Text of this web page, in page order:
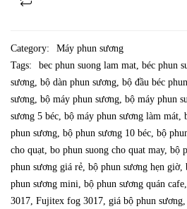
Category:
Máy phun sương
Tags:
bec phun suong lam mat, béc phun
sương, bộ dàn phun sương, bộ đầu béc
sương, bộ máy phun sương, bộ máy phun
sương 5 béc, bộ máy phun sương làm mát,
phun sương, bộ phun sương 10 béc, bộ
cho quạt, bo phun suong cho quat may, bộ
phun sương giá rẻ, bộ phun sương hẹn giờ,
phun sương mini, bộ phun sương quán cafe,
3017, Fujitex fog 3017, giá bộ phun sương,